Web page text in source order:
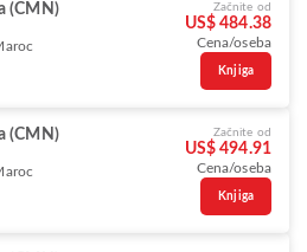
(CMN) Začnite od
US$ 484.38
Cena/oseba
Knjiga
(CMN) Začnite od
US$ 494.91
Cena/oseba
Knjiga